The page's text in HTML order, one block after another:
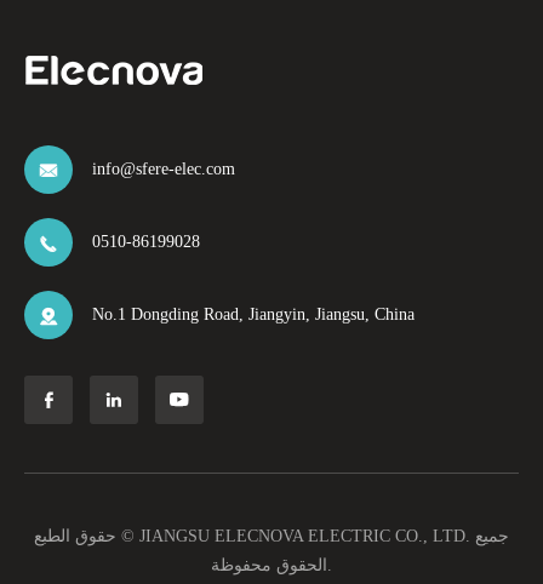
 info@sfere-elec.com
 0510-86199028
 No.1 Dongding Road, Jiangyin, Jiangsu, China
  
حقوق الطبع © JIANGSU ELECNOVA ELECTRIC CO., LTD.